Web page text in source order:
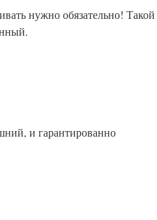
нужно обязательно! Такой
и гарантированно